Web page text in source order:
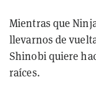
Mientras que
llevarnos de
Shinobi quiere
raíces.